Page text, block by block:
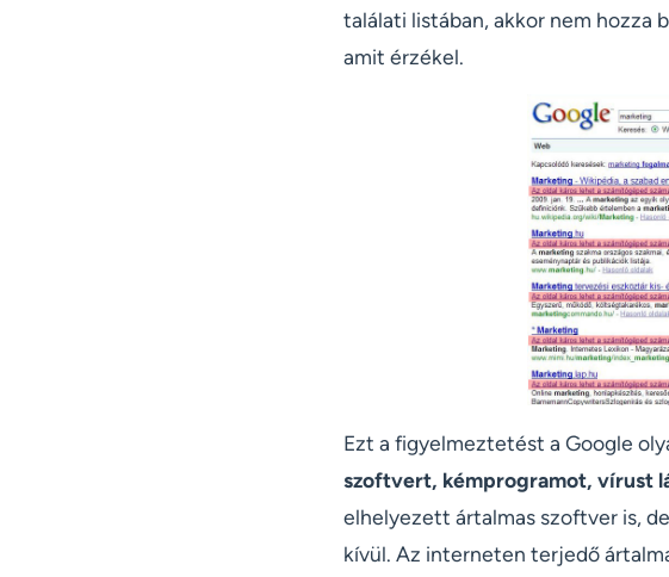
találati listában, akkor nem hozza
amit érzékel.
Ezt a figyelmeztetést a Google
szoftvert, kémprogramot, vírust
elhelyezett ártalmas szoftver is,
kívül. Az interneten terjedő